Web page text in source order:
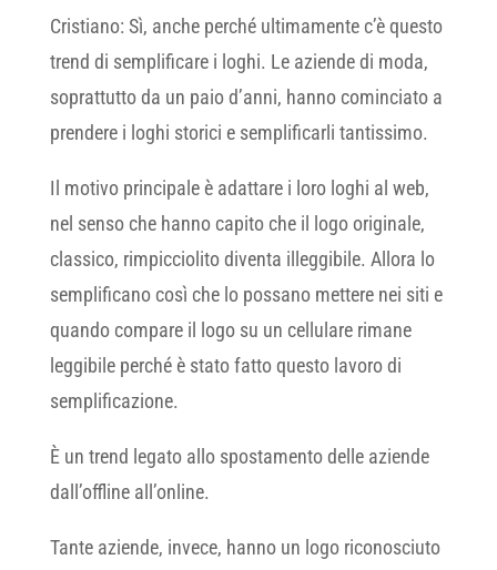
Cristiano: Sì, anche perché ultimamente c’è questo
trend di semplificare i loghi. Le aziende di moda,
soprattutto da un paio d’anni, hanno cominciato a
prendere i loghi storici e semplificarli tantissimo.
Il motivo principale è adattare i loro loghi al web,
nel senso che hanno capito che il logo originale,
classico, rimpicciolito diventa illeggibile. Allora lo
semplificano così che lo possano mettere nei siti e
quando compare il logo su un cellulare rimane
leggibile perché è stato fatto questo lavoro di
semplificazione.
È un trend legato allo spostamento delle aziende
dall’offline all’online.
Tante aziende, invece, hanno un logo riconosciuto